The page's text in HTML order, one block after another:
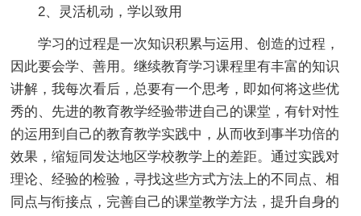
2、灵活机动，学以致用
学习的过程是一次知识积累与运用、创造的过程，
因此要会学、善用。继续教育学习课程里有丰富的知识
讲解，我每次看后，总要有一个思考，即如何将这些优
秀的、先进的教育教学经验带进自己的课堂，有针对性
的运用到自己的教育教学实践中，从而收到事半功倍的
效果，缩短同发达地区学校教学上的差距。通过实践对
理论、经验的检验，寻找这些方式方法上的不同点、相
同点与衔接点，完善自己的课堂教学方法，提升自身的